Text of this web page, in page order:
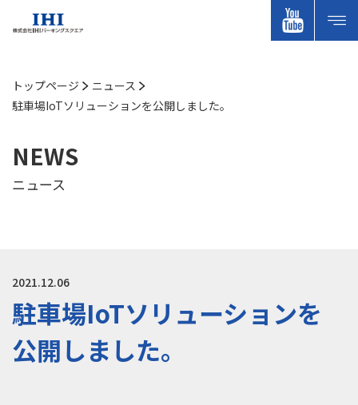
トップページ
ニュース
駐車場IoTソリューションを公開しました。
NEWS
ニュース
2021.12.06
駐車場IoTソリューションを
公開しました。